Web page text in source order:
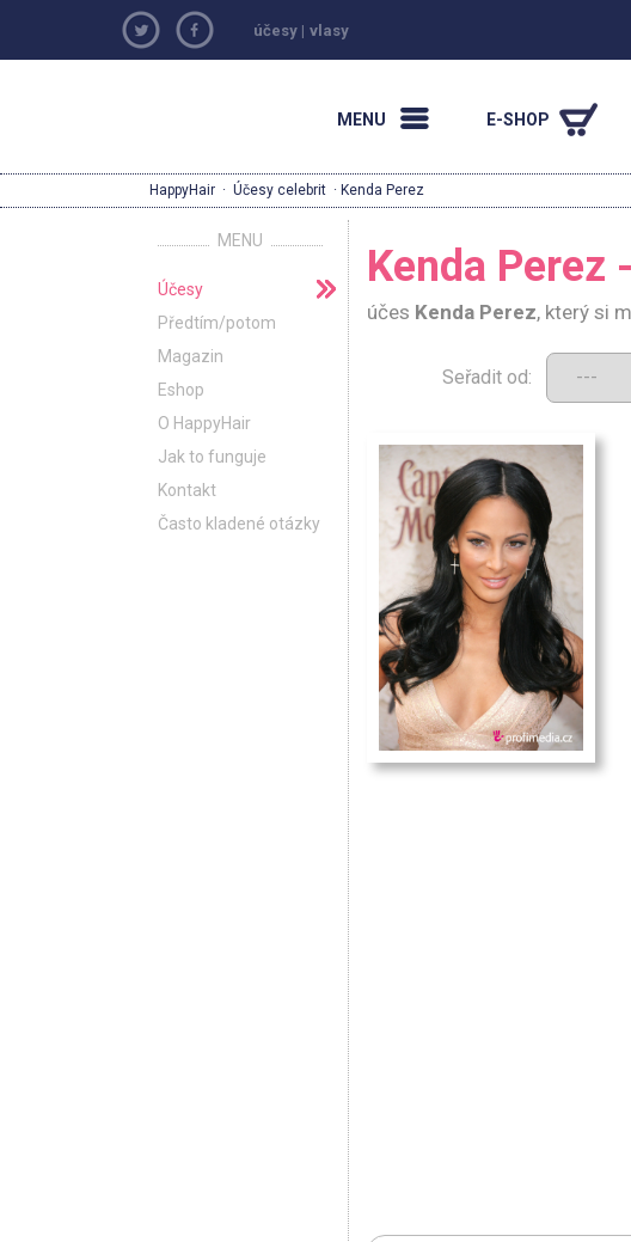
účesy | vlasy
MENU E-SHOP
HappyHair · Účesy celebrit · Kenda Perez
MENU
Účesy
Předtím/potom
Magazin
Eshop
O HappyHair
Jak to funguje
Kontakt
Často kladené otázky
Kenda Perez
účes Kenda Perez, který si
Seřadit od: